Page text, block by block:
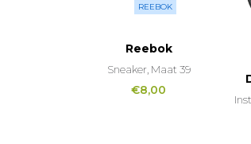
REEBOK
Reebok
Sneaker, Maat 39
€8,00